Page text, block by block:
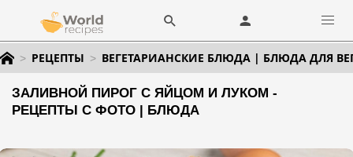
РЕЦЕПТЫ ВЕГЕТАРИАНСКИЕ БЛЮДА | БЛЮДА ДЛЯ
ЗАЛИВНОЙ ПИРОГ С ЯЙЦОМ И ЛУКОМ -
РЕЦЕПТЫ С ФОТО | БЛЮДА